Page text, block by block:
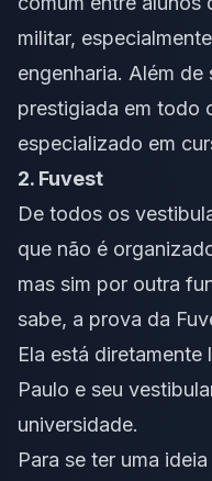
militar,
engenharia. Além
prestigiada em todo
especializado em
2. Fuvest
De todos os
que não é
mas sim por outra
sabe, a prova da
Ela está
Paulo e seu
universidade.
Para se ter uma